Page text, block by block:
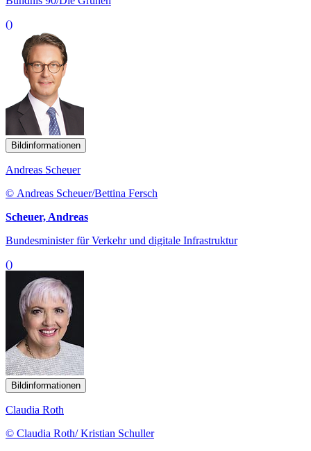
()
Bildinformationen
Andreas Scheuer
© Andreas Scheuer/Bettina Fersch
Scheuer, Andreas
Bundesminister für Verkehr und digitale Infrastruktur
()
Bildinformationen
Claudia Roth
© Claudia Roth/ Kristian Schuller